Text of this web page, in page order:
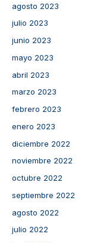
agosto 2023
julio 2023
junio 2023
mayo 2023
abril 2023
marzo 2023
febrero 2023
enero 2023
diciembre 2022
noviembre 2022
octubre 2022
septiembre 2022
agosto 2022
julio 2022